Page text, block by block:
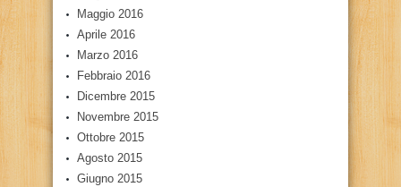
Maggio 2016
Aprile 2016
Marzo 2016
Febbraio 2016
Dicembre 2015
Novembre 2015
Ottobre 2015
Agosto 2015
Giugno 2015